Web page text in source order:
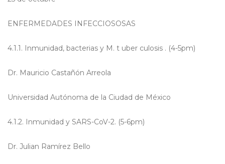
ENFERMEDADES INFECCIOSOSAS
4.1.1. Inmunidad, bacterias y M. t uber culosis . (4-5pm)
Dr. Mauricio Castañón Arreola
Universidad Autónoma de la Ciudad de México
4.1.2. Inmunidad y SARS-CoV-2. (5-6pm)
Dr. Julian Ramírez Bello